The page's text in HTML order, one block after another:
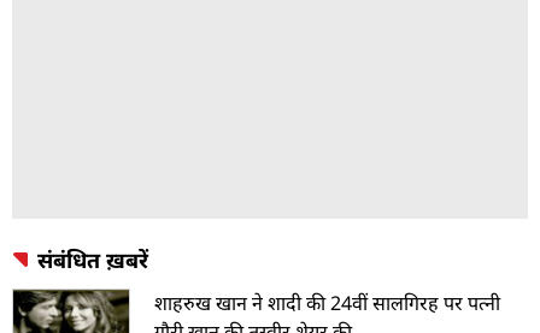
संबंधित ख़बरें
शाहरुख खान ने शादी की 24वीं सालगिरह पर पत्नी